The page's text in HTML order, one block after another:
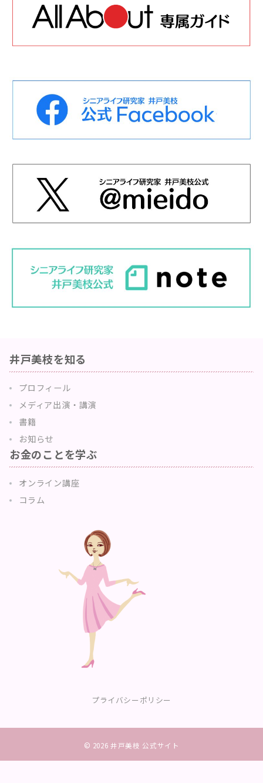
井戸美枝を知る
プロフィール
メディア出演・講演
書籍
お知らせ
お金のことを学ぶ
オンライン講座
コラム
プライバシーポリシー
© 2026井戸美枝 公式サイト